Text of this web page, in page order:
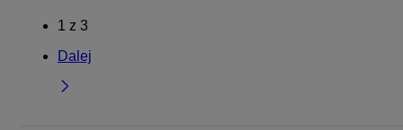
1 z 3
Dalej